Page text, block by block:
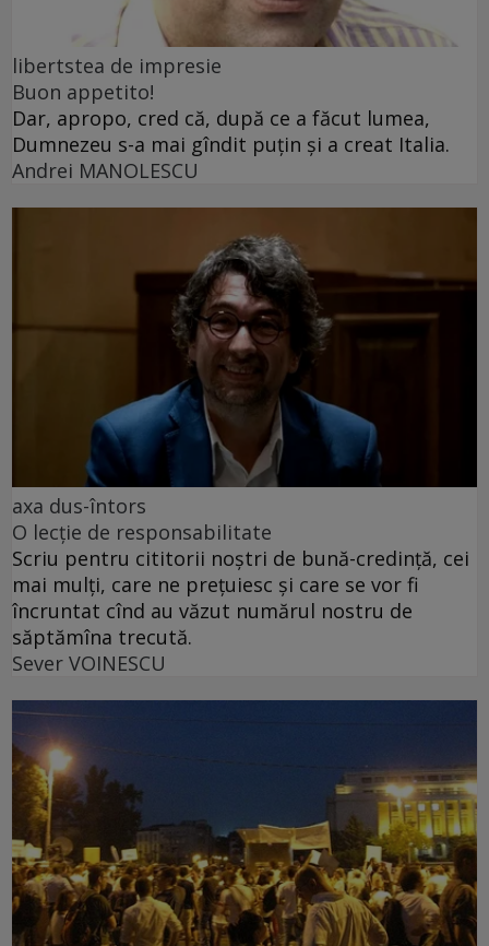
libertstea de impresie
Buon appetito!
Dar, apropo, cred că, după ce a făcut lumea,
Dumnezeu s-a mai gîndit puțin și a creat Italia.
Andrei MANOLESCU
axa dus-întors
O lecție de responsabilitate
Scriu pentru cititorii noștri de bună-credință, cei
mai mulți, care ne prețuiesc și care se vor fi
încruntat cînd au văzut numărul nostru de
săptămîna trecută.
Sever VOINESCU